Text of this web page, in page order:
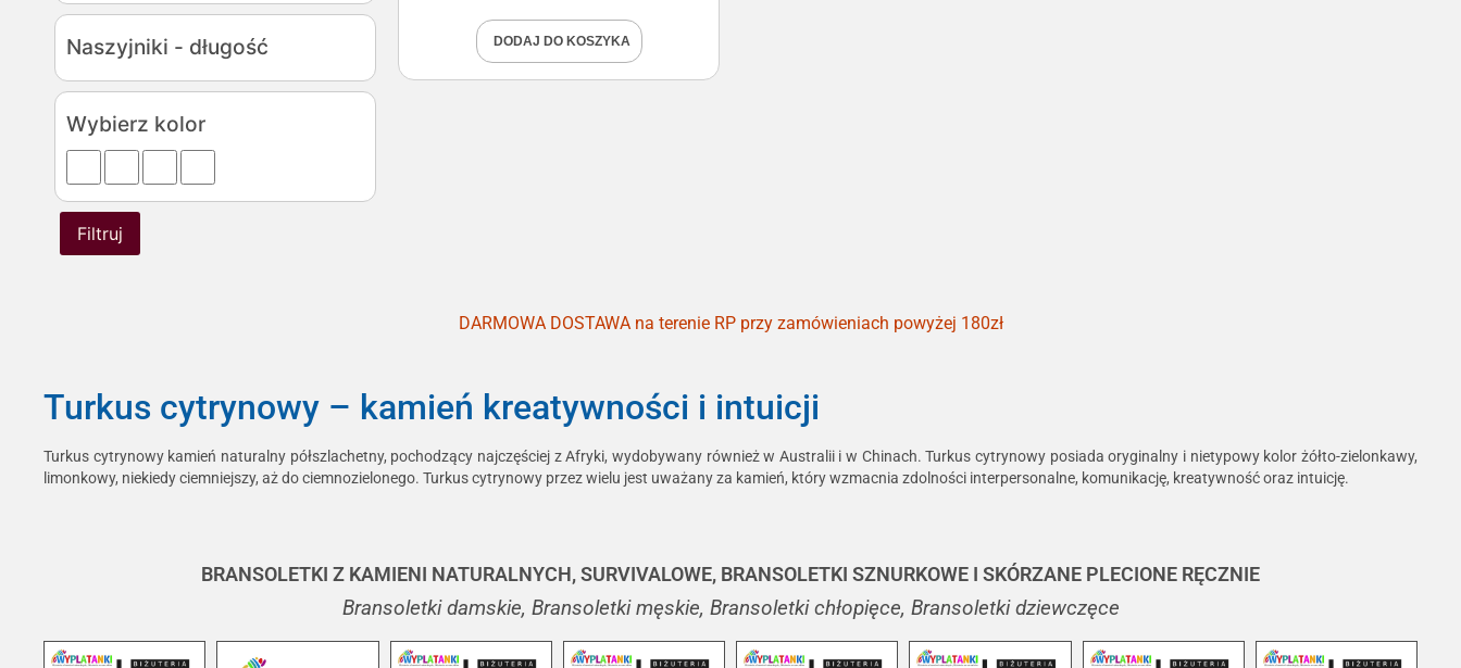
Naszyjniki - długość
Wybierz kolor
Filtruj
DODAJ DO KOSZYKA
DARMOWA DOSTAWA na terenie RP przy zamówieniach powyżej 180zł
Turkus cytrynowy – kamień kreatywności i intuicji
Turkus cytrynowy kamień naturalny półszlachetny, pochodzący najczęściej z Afryki, wydobywany również w Australii i w Chinach. Turkus cytrynowy posiada oryginalny i nietypowy kolor żółto-zielonkawy,
limonkowy, niekiedy ciemniejszy, aż do ciemnozielonego. Turkus cytrynowy przez wielu jest uważany za kamień, który wzmacnia zdolności interpersonalne, komunikację, kreatywność oraz intuicję.
BRANSOLETKI Z KAMIENI NATURALNYCH, SURVIVALOWE, BRANSOLETKI SZNURKOWE I SKÓRZANE PLECIONE RĘCZNIE
Bransoletki damskie, Bransoletki męskie, Bransoletki chłopięce, Bransoletki dziewczęce